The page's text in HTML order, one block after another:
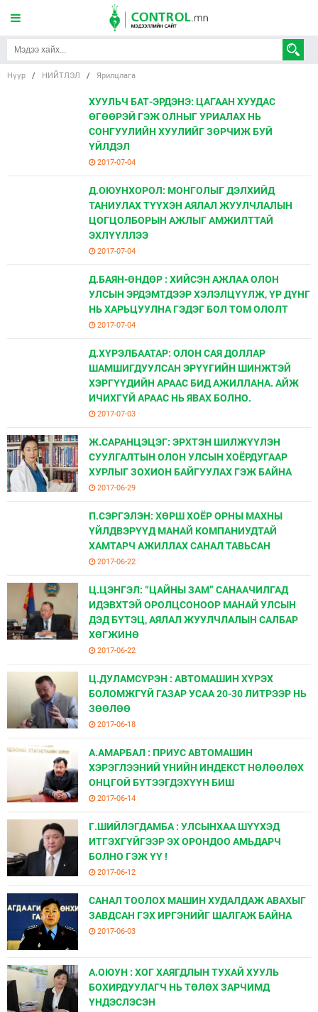
Нүүр / НИЙТЛЭЛ / Ярилцлага
ХУУЛЬЧ БАТ-ЭРДЭНЭ: ЦАГААН ХУУДАС
ӨГӨӨРЭЙ ГЭЖ ОЛНЫГ УРИАЛАХ НЬ
СОНГУУЛИЙН ХУУЛИЙГ ЗӨРЧИЖ БУЙ
ҮЙЛДЭЛ
2017-07-04
Д.ОЮУНХОРОЛ: МОНГОЛЫГ ДЭЛХИЙД
ТАНИУЛАХ ТҮҮХЭН АЯЛАЛ ЖУУЛЧЛАЛЫН
ЦОГЦОЛБОРЫН АЖЛЫГ АМЖИЛТТАЙ
ЭХЛҮҮЛЛЭЭ
2017-07-04
Д.БАЯН-ӨНДӨР : ХИЙСЭН АЖЛАА ОЛОН
УЛСЫН ЭРДЭМТДЭЭР ХЭЛЭЛЦҮҮЛЖ, ҮР ДҮНГ
НЬ ХАРЬЦУУЛНА ГЭДЭГ БОЛ ТОМ ОЛОЛТ
2017-07-04
Д.ХҮРЭЛБААТАР: ОЛОН САЯ ДОЛЛАР
ШАМШИГДУУЛСАН ЭРҮҮГИЙН ШИНЖТЭЙ
ХЭРГҮҮДИЙН АРААС БИД АЖИЛЛАНА. АЙЖ
ИЧИХГҮЙ АРААС НЬ ЯВАХ БОЛНО.
2017-07-03
Ж.САРАНЦЭЦЭГ: ЭРХТЭН ШИЛЖҮҮЛЭН
СУУЛГАЛТЫН ОЛОН УЛСЫН ХОЁРДУГААР
ХУРЛЫГ ЗОХИОН БАЙГУУЛАХ ГЭЖ БАЙНА
2017-06-29
П.СЭРГЭЛЭН: ХӨРШ ХОЁР ОРНЫ МАХНЫ
ҮЙЛДВЭРҮҮД МАНАЙ КОМПАНИУДТАЙ
ХАМТАРЧ АЖИЛЛАХ САНАЛ ТАВЬСАН
2017-06-22
Ц.ЦЭНГЭЛ: “ЦАЙНЫ ЗАМ” САНААЧИЛГАД
ИДЭВХТЭЙ ОРОЛЦСОНООР МАНАЙ УЛСЫН
ДЭД БҮТЭЦ, АЯЛАЛ ЖУУЛЧЛАЛЫН САЛБАР
ХӨГЖИНӨ
2017-06-22
Ц.ДУЛАМСҮРЭН : АВТОМАШИН ХҮРЭХ
БОЛОМЖГҮЙ ГАЗАР УСАА 20-30 ЛИТРЭЭР НЬ
ЗӨӨЛӨӨ
2017-06-18
А.АМАРБАЛ : ПРИУС АВТОМАШИН
ХЭРЭГЛЭЭНИЙ ҮНИЙН ИНДЕКСТ НӨЛӨӨЛӨХ
ОНЦГОЙ БҮТЭЭГДЭХҮҮН БИШ
2017-06-14
Г.ШИЙЛЭГДАМБА : УЛСЫНХАА ШҮҮХЭД
ИТГЭХГҮЙГЭЭР ЭХ ОРОНДОО АМЬДАРЧ
БОЛНО ГЭЖ ҮҮ !
2017-06-12
САНАЛ ТООЛОХ МАШИН ХУДАЛДАЖ АВАХЫГ
ЗАВДСАН ГЭХ ИРГЭНИЙГ ШАЛГАЖ БАЙНА
2017-06-03
А.ОЮУН : ХОГ ХАЯГДЛЫН ТУХАЙ ХУУЛЬ
БОХИРДУУЛАГЧ НЬ ТӨЛӨХ ЗАРЧИМД
ҮНДЭСЛЭСЭН